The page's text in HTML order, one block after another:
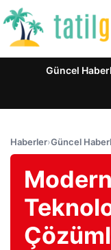
Güncel
Haberler›Güncel